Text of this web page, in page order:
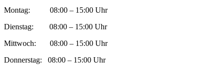
Montag: 08:00 – 15:00 Uhr
Dienstag: 08:00 – 15:00 Uhr
Mittwoch: 08:00 – 15:00 Uhr
Donnerstag: 08:00 – 15:00 Uhr